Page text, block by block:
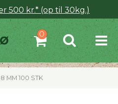
500 kr.* (op til 30kg.)
MM 100 STK